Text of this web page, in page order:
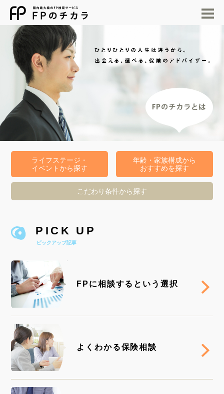
ライフステージ・
イベントから探す
年齢・家族構成から
おすすめを探す
こだわり条件から探す
PICK UP
ピックアップ記事
FPに相談するという選択
よくわかる保険相談